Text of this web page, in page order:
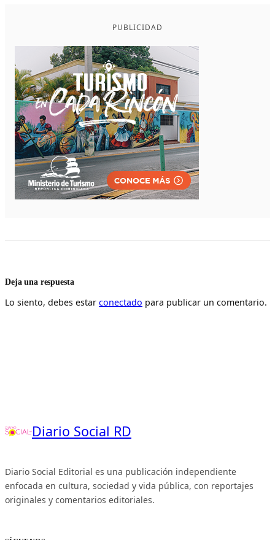
PUBLICIDAD
Deja una respuesta
Lo siento, debes estar conectado para publicar un comentario.
Diario Social RD
Diario Social Editorial es una publicación independiente
enfocada en cultura, sociedad y vida pública, con reportajes
originales y comentarios editoriales.